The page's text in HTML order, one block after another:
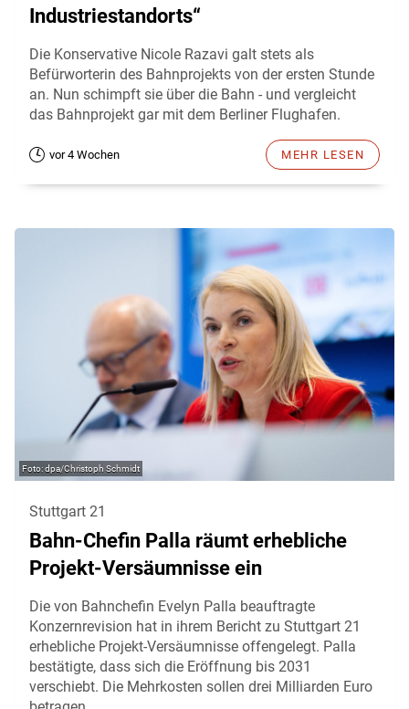
Industriestandorts“
Die Konservative Nicole Razavi galt stets als
Befürworterin des Bahnprojekts von der ersten Stunde
an. Nun schimpft sie über die Bahn - und vergleicht
das Bahnprojekt gar mit dem Berliner Flughafen.
vor 4 Wochen MEHR LESEN
dpa/Christoph Schmidt
Stuttgart 21
Bahn-Chefin Palla räumt erhebliche
Projekt-Versäumnisse ein
Die von Bahnchefin Evelyn Palla beauftragte
Konzernrevision hat in ihrem Bericht zu Stuttgart 21
erhebliche Projekt-Versäumnisse offengelegt. Palla
bestätigte, dass sich die Eröffnung bis 2031
verschiebt. Die Mehrkosten sollen drei Milliarden Euro